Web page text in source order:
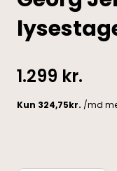
1.299 kr.